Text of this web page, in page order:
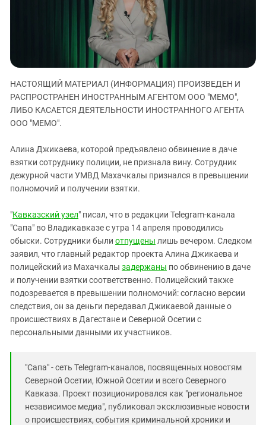
ЗАСТАВЛЯЕТ
КАВКАЗ ЗА ПАЛЕСТИНУ
ИНАКОМЫСЛИЕ В ЧЕЧНЕ
ПРЕСЛЕДОВАНИЕ АКТИВИСТОВ
МОБИЛИЗАЦИЯ И ПРОТЕСТЫ
Кабардино-Балкария
Калмыкия
Карачаево-Черкесия
Краснодарский край
Нагорный Карабах
Северная Осетия - Алания
СКФО
Ставропольский край
Чечня
Южный Кавказ
ЮФО
НАСТОЯЩИЙ МАТЕРИАЛ (ИНФОРМАЦИЯ) ПРОИЗВЕДЕН И
РАСПРОСТРАНЕН ИНОСТРАННЫМ АГЕНТОМ ООО "МЕМО",
ЛИБО КАСАЕТСЯ ДЕЯТЕЛЬНОСТИ ИНОСТРАННОГО АГЕНТА
ООО "МЕМО".
Алина Джикаева, которой предъявлено обвинение в даче
взятки сотруднику полиции, не признала вину. Сотрудник
дежурной части УМВД Махачкалы признался в превышении
полномочий и получении взятки.
"Кавказский узел" писал, что в редакции Telegram-канала
"Сапа" во Владикавказе с утра 14 апреля проводились
обыски. Сотрудники были отпущены лишь вечером. Следком
заявил, что главный редактор проекта Алина Джикаева и
полицейский из Махачкалы задержаны по обвинению в даче
и получении взятки соответственно. Полицейский также
подозревается в превышении полномочий: согласно версии
следствия, он за деньги передавал Джикаевой данные о
происшествиях в Дагестане и Северной Осетии с
персональными данными их участников.
"Сапа" - сеть Telegram-каналов, посвященных новостям
Северной Осетии, Южной Осетии и всего Северного
Кавказа. Проект позиционировался как "региональное
независимое медиа", публиковал эксклюзивные новости
о происшествиях, события криминальной хроники и